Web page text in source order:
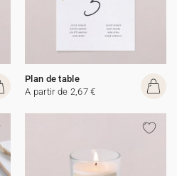
Plan de table
A partir de 2,67 €